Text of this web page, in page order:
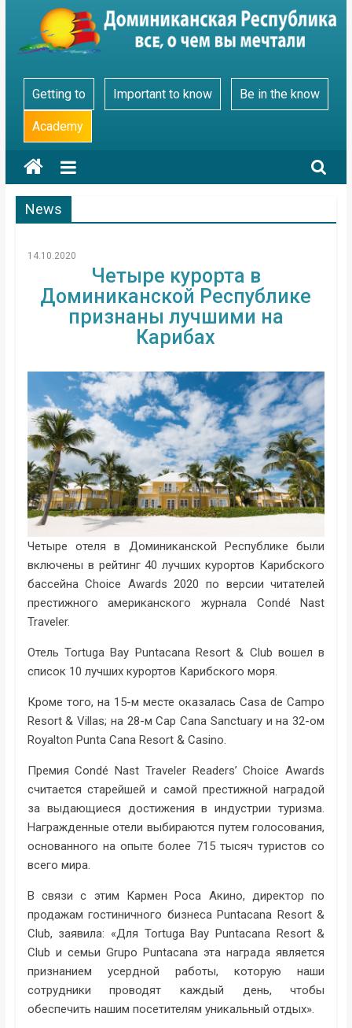
content
Go
Dominicana
Getting to Important to know Be in the know
Academy
News
14.10.2020
Четыре курорта в
Доминиканской Республике
признаны лучшими на
Карибах
Четыре отеля в Доминиканской Республике были
включены в рейтинг 40 лучших курортов Карибского
бассейна Choice Awards 2020 по версии читателей
престижного американского журнала Condé Nast
Traveler.
Отель Tortuga Bay Puntacana Resort & Club вошел в
список 10 лучших курортов Карибского моря.
Кроме того, на 15-м месте оказалась Casa de Campo
Resort & Villas; на 28-м Cap Cana Sanctuary и на 32-ом
Royalton Punta Cana Resort & Casino.
Премия Condé Nast Traveler Readers’ Choice Awards
считается старейшей и самой престижной наградой
за выдающиеся достижения в индустрии туризма.
Награжденные отели выбираются путем голосования,
основанного на опыте более 715 тысяч туристов со
всего мира.
В связи с этим Кармен Роса Акино, директор по
продажам гостиничного бизнеса Puntacana Resort &
Club, заявила: «Для Tortuga Bay Puntacana Resort &
Club и семьи Grupo Puntacana эта награда является
признанием усердной работы, которую наши
сотрудники проводят каждый день, чтобы
обеспечить нашим посетителям уникальный отдых».